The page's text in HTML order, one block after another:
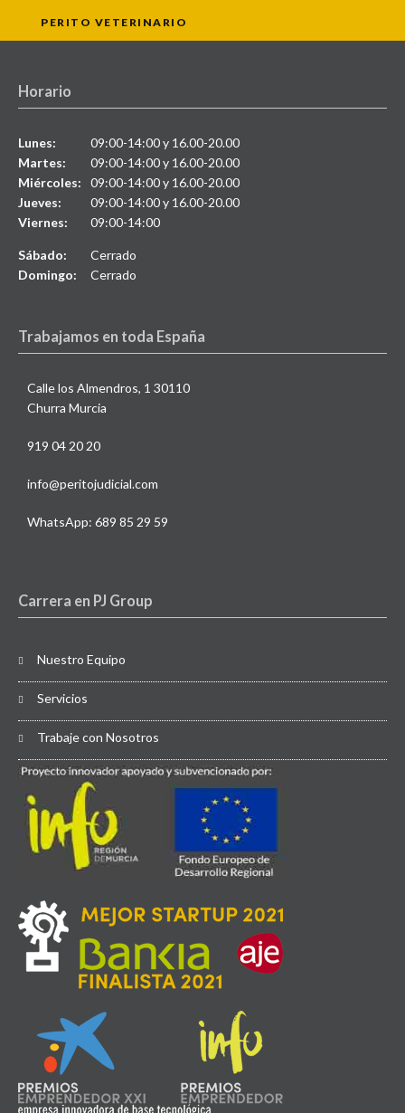
PERITO VETERINARIO
Horario
Lunes:
09:00-14:00 y 16.00-20.00
Martes:
09:00-14:00 y 16.00-20.00
Miércoles:
09:00-14:00 y 16.00-20.00
Jueves:
09:00-14:00 y 16.00-20.00
Viernes:
09:00-14:00
Sábado:
Cerrado
Domingo:
Cerrado
Trabajamos en toda España
Calle los Almendros, 1 30110
Churra Murcia
919 04 20 20
info@peritojudicial.com
WhatsApp: 689 85 29 59
Carrera en PJ Group
Nuestro Equipo
Servicios
Trabaje con Nosotros